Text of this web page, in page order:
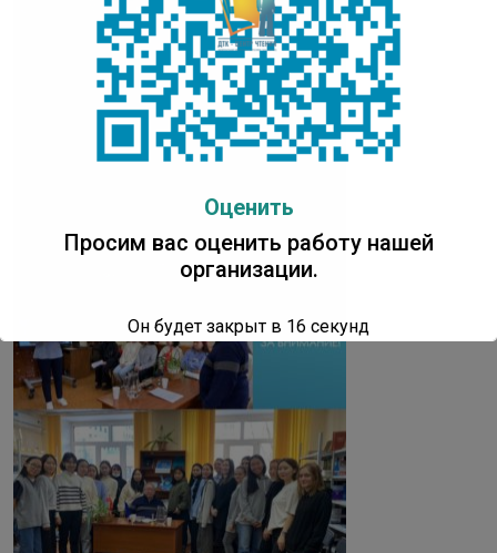
Оценить
Просим вас оценить работу нашей
организации.
Он будет закрыт в 16 секунд